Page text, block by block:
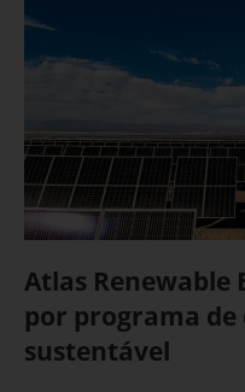
Atlas Renewable
por programa
sustentável